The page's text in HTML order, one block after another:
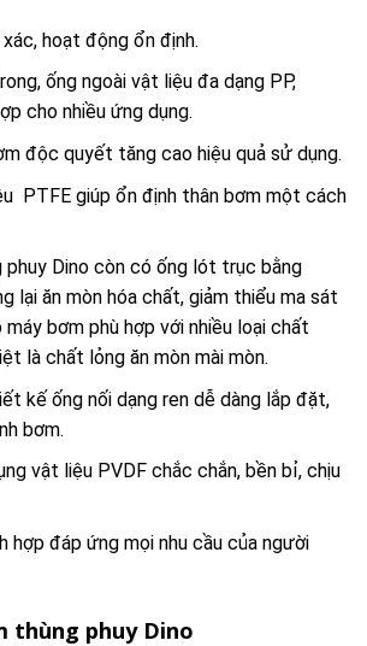
hoạt động ổn định.
ống ngoài vật liệu đa dạng PP,
cho nhiều ứng dụng.
độc quyết tăng cao hiệu quả sử dụng.
PTFE giúp ổn định thân bơm một cách
phuy Dino còn có ống lót trục bằng
lại ăn mòn hóa chất, giảm thiểu ma sát
bơm phù hợp với nhiều loại chất
là chất lỏng ăn mòn mài mòn.
kế ống nối dạng ren dễ dàng lắp đặt,
bơm.
vật liệu PVDF chắc chắn, bền bỉ, chịu
hợp đáp ứng mọi nhu cầu của người
thùng phuy Dino